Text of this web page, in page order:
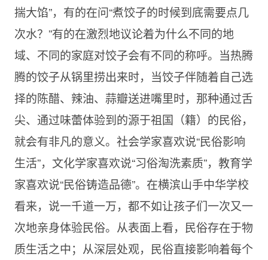
揣大馅”，有的在问“煮饺子的时候到底需要点几
次水？”有的在激烈地议论着为什么不同的地
域、不同的家庭对饺子会有不同的称呼。当热腾
腾的饺子从锅里捞出来时，当饺子伴随着自己选
择的陈醋、辣油、蒜瓣送进嘴里时，那种通过舌
尖、通过味蕾体验到的源于祖国（籍）的民俗，
就会有非凡的意义。社会学家喜欢说“民俗影响
生活”，文化学家喜欢说“习俗淘洗素质”，教育学
家喜欢说“民俗铸造品德”。在横滨山手中华学校
看来，说一千道一万，都不如让孩子们一次又一
次地亲身体验民俗。从表面上看，民俗存在于物
质生活之中；从深层处观，民俗直接影响着每个